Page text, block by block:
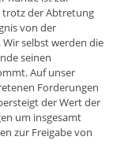
trotz der Abtretung
von der
selbst werden die
seinen
Auf unser
Forderungen
der Wert der
um insgesamt
zur Freigabe von